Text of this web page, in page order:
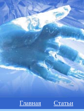
Главная Статьи